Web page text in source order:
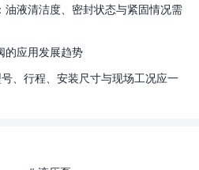
液清洁度、密封状态与紧固情况需
的应用发展趋势
、行程、安装尺寸与现场工况应一